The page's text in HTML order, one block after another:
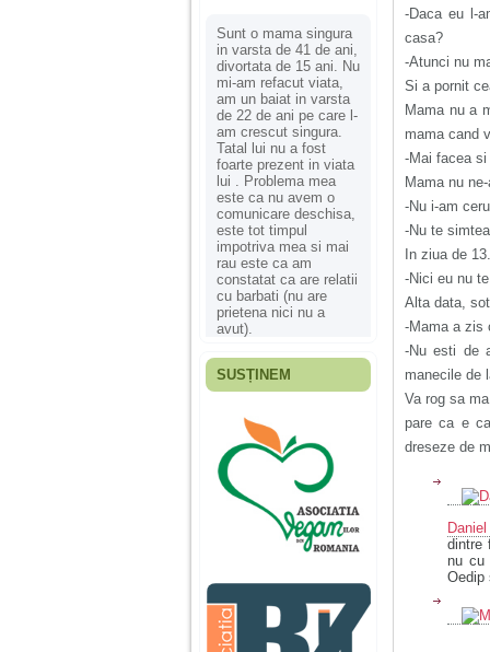
Sunt o mama singura
in varsta de 41 de ani,
divortata de 15 ani. Nu
mi-am refacut viata,
am un baiat in varsta
de 22 de ani pe care l-
am crescut singura.
Tatal lui nu a fost
foarte prezent in viata
lui . Problema mea
este ca nu avem o
comunicare deschisa,
este tot timpul
impotriva mea si mai
rau este ca am
constatat ca are relatii
cu barbati (nu are
prietena nici nu a
avut).
Fiica mea s-a nascut
ani, privind in urma
realizez cat de multe
greseli am facut in
educatia si cresterea
ei, am fost o mama
egoista, preocupata
de implinirea
profesionala, cand ea
era mica am neglijat-
agresiva, orice
greseala era taxata cu
o palma sau pedepse.
SUSȚINEM
-Daca eu l-
casa?
-Atunci nu
Si a pornit
Mama nu a
mama cand
-Mai facea
Mama nu
-Nu i-am
-Nu te
In ziua de
-Nici eu nu
Alta data,
-Mama a zis
-Nu esti de
manecile de
Va rog sa
pare ca e
dreseze de
dintre
nu cu
Oedip